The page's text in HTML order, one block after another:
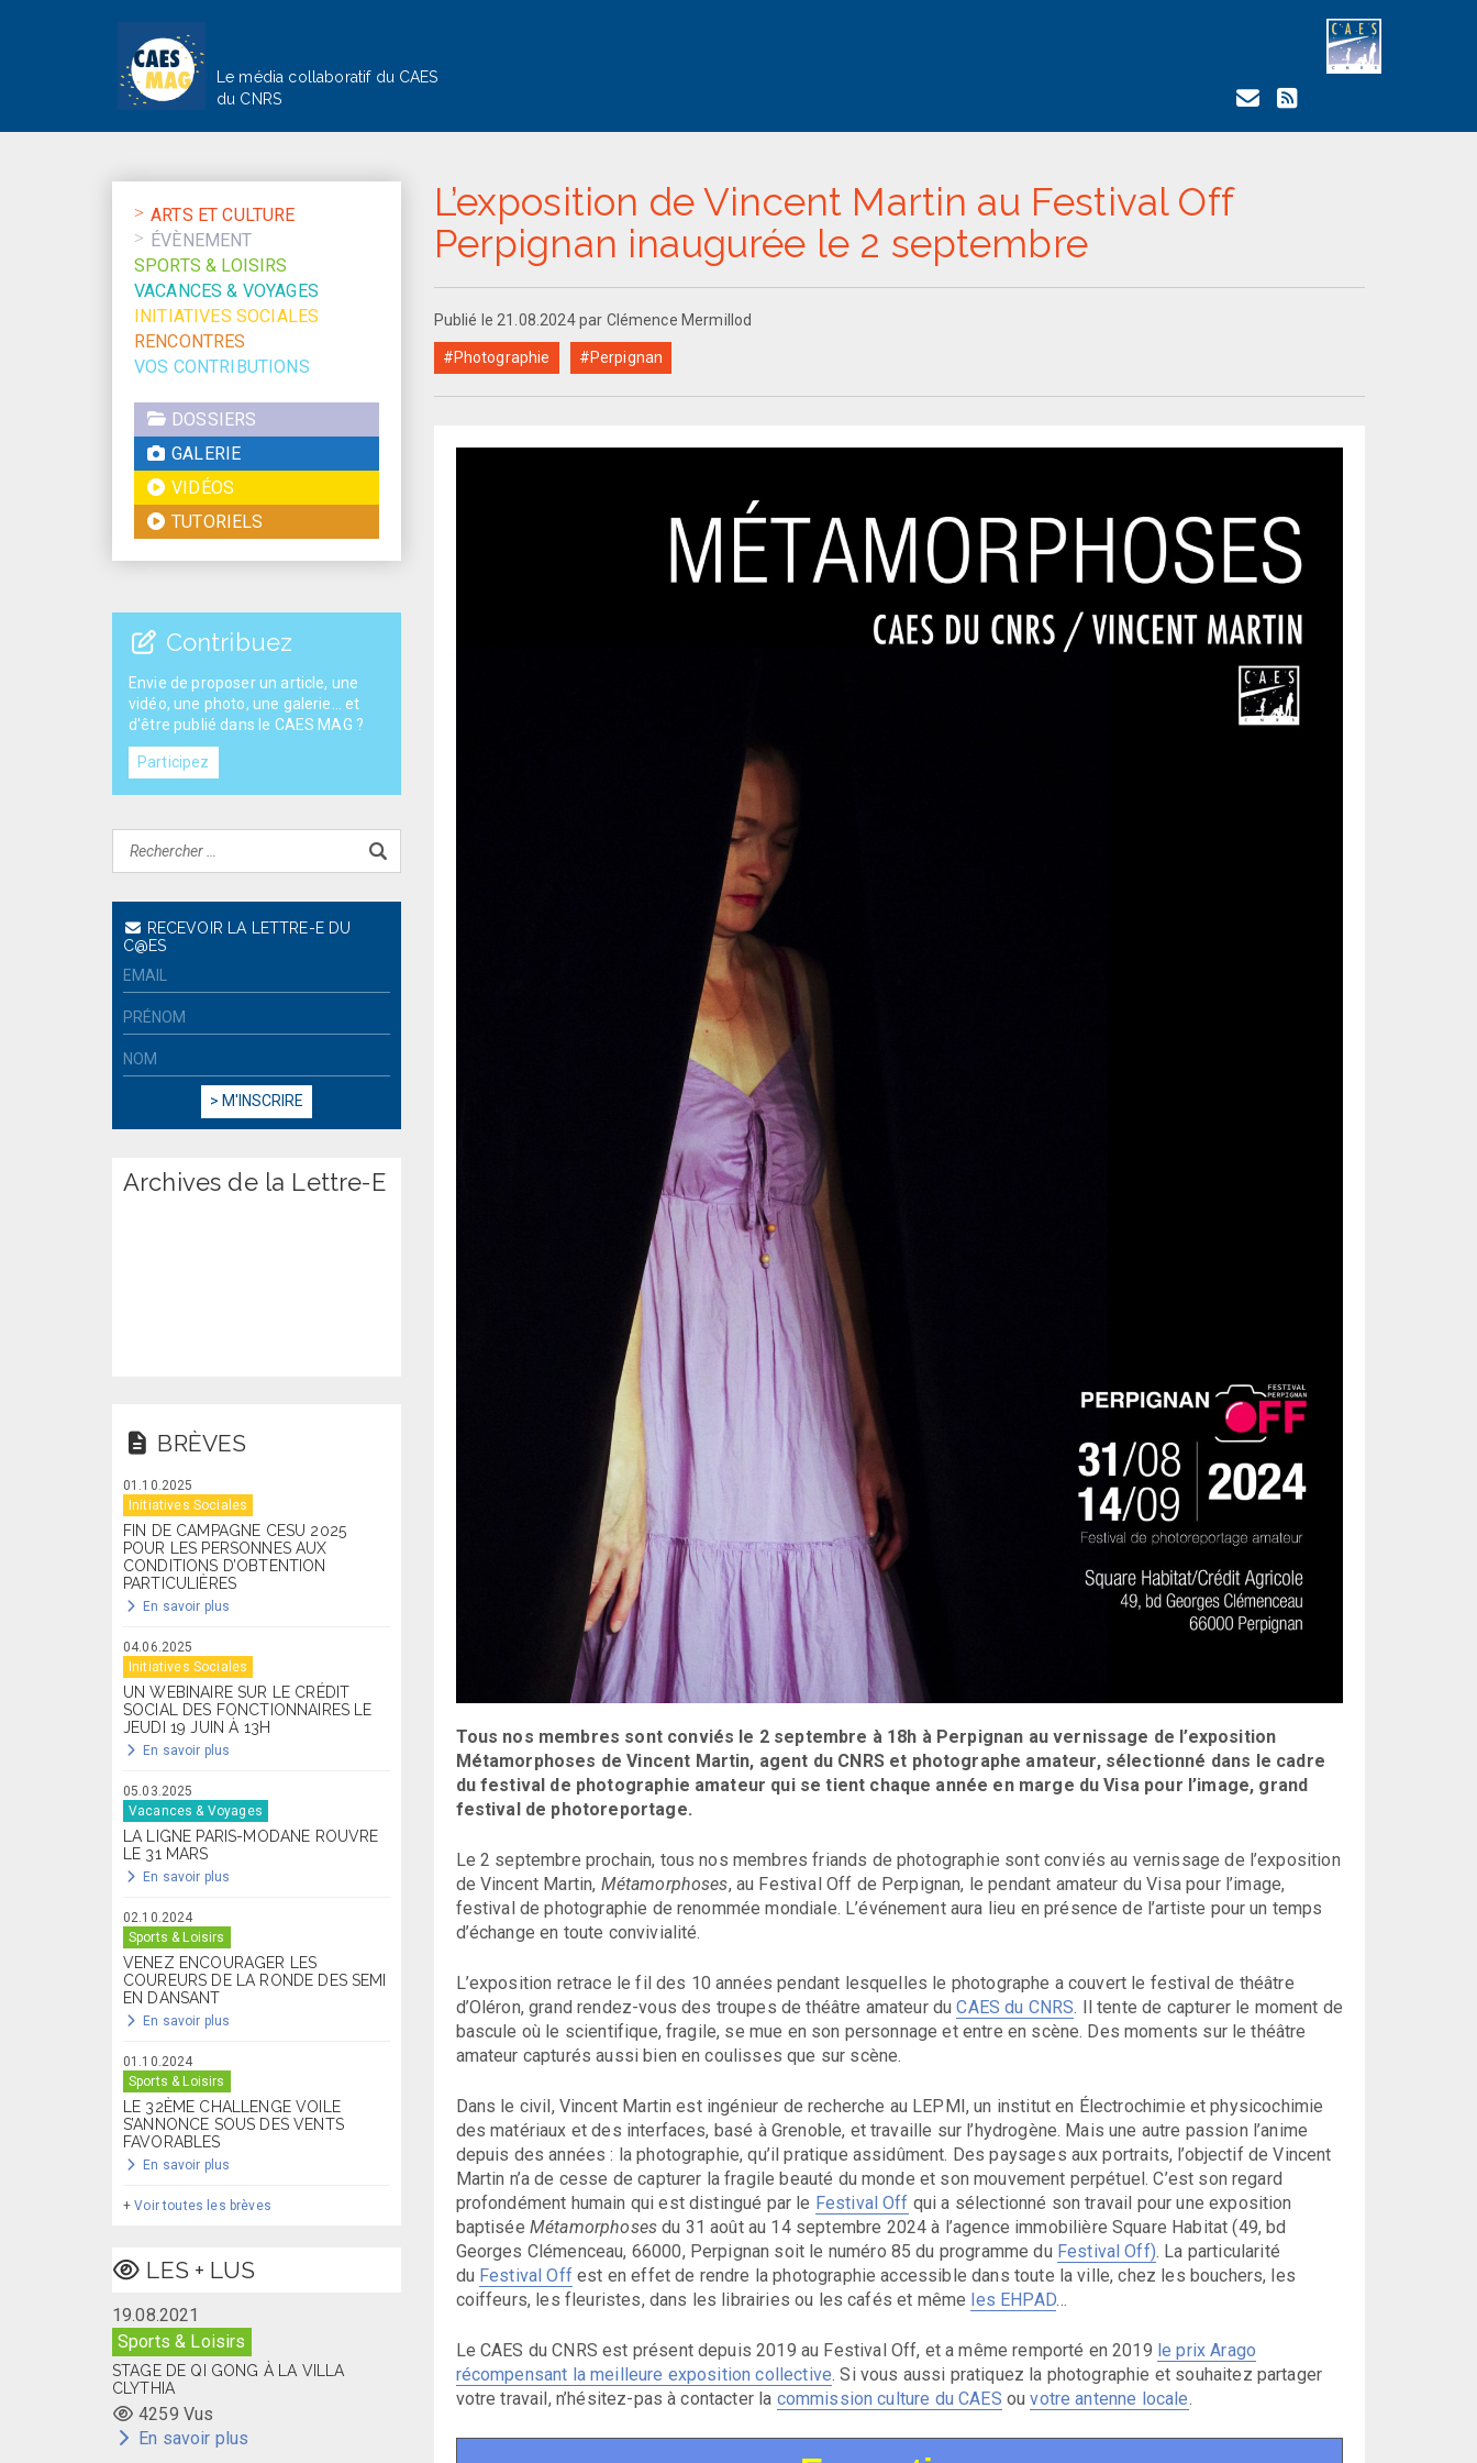
Le média collaboratif du CAES
du CNRS
L’exposition de Vincent Martin au Festival Off
Perpignan inaugurée le 2 septembre
Publié le 21.08.2024 par Clémence Mermillod
#Photographie #Perpignan
Tous nos membres sont conviés le 2 septembre à 18h à Perpignan au vernissage de l’exposition
Métamorphoses de Vincent Martin, agent du CNRS et photographe amateur, sélectionné dans le cadre
du festival de photographie amateur qui se tient chaque année en marge du Visa pour l’image, grand
festival de photoreportage.
Le 2 septembre prochain, tous nos membres friands de photographie sont conviés au vernissage de l’exposition
de Vincent Martin, Métamorphoses, au Festival Off de Perpignan, le pendant amateur du Visa pour l’image,
festival de photographie de renommée mondiale. L’événement aura lieu en présence de l’artiste pour un temps
d’échange en toute convivialité.
L’exposition retrace le fil des 10 années pendant lesquelles le photographe a couvert le festival de théâtre
d’Oléron, grand rendez-vous des troupes de théâtre amateur duCAES du CNRS. Il tente de capturer le moment de
bascule où le scientifique, fragile, se mue en son personnage et entre en scène. Des moments sur le théâtre
amateur capturés aussi bien en coulisses que sur scène.
Dans le civil, Vincent Martin est ingénieur de recherche au LEPMI, un institut en Électrochimie et physicochimie
des matériaux et des interfaces, basé à Grenoble, et travaille sur l’hydrogène. Mais une autre passion l’anime
depuis des années : la photographie, qu’il pratique assidûment. Des paysages aux portraits, l’objectif de Vincent
Martin n’a de cesse de capturer la fragile beauté du monde et son mouvement perpétuel. C’est son regard
profondément humain qui est distingué par le Festival Off qui a sélectionné son travail pour une exposition
baptisée Métamorphoses du 31 août au 14 septembre 2024 à l’agence immobilière Square Habitat (49, bd
Georges Clémenceau, 66000, Perpignan soit le numéro 85 du programme du Festival Off). La particularité
du Festival Offest en effet de rendre la photographie accessible dans toute la ville, chez les bouchers, les
coiffeurs, les fleuristes, dans les librairies ou les cafés et même les EHPAD…
Le CAES du CNRS est présent depuis 2019 au Festival Off, et a même remporté en 2019 le prix Arago
récompensant la meilleure exposition collective. Si vous aussi pratiquez la photographie et souhaitez partager
votre travail, n’hésitez-pas à contacter la commission culture du CAES ouvotre antenne locale.
ARTS ET CULTURE
ÉVÈNEMENT
SPORTS & LOISIRS
VACANCES & VOYAGES
INITIATIVES SOCIALES
RENCONTRES
VOS CONTRIBUTIONS
DOSSIERS
GALERIE
VIDÉOS
TUTORIELS
Contribuez
Envie de proposer un article, une
vidéo, une photo, une galerie... et
d'être publié dans le CAES MAG ?
Participez
RECEVOIR LA LETTRE-E DU
C@ES
Archives de la Lettre-E
BRÈVES
01.10.2025
Initiatives Sociales
FIN DE CAMPAGNE CESU 2025
POUR LES PERSONNES AUX
CONDITIONS D’OBTENTION
PARTICULIÈRES
En savoir plus
04.06.2025
Initiatives Sociales
UN WEBINAIRE SUR LE CRÉDIT
SOCIAL DES FONCTIONNAIRES LE
JEUDI 19 JUIN À 13H
En savoir plus
05.03.2025
Vacances & Voyages
LA LIGNE PARIS-MODANE ROUVRE
LE 31 MARS
En savoir plus
02.10.2024
Sports & Loisirs
VENEZ ENCOURAGER LES
COUREURS DE LA RONDE DES SEMI
EN DANSANT
En savoir plus
01.10.2024
Sports & Loisirs
LE 32ÈME CHALLENGE VOILE
S’ANNONCE SOUS DES VENTS
FAVORABLES
En savoir plus
+Voir toutes les brèves
LES + LUS
19.08.2021
Sports & Loisirs
STAGE DE QI GONG À LA VILLA
CLYTHIA
4259 Vus
En savoir plus